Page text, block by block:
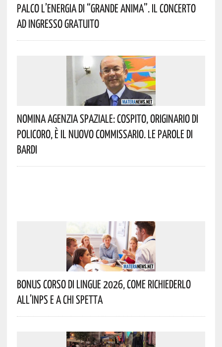
Palco L’energia Di “Grande Anima”. Il Concerto
Ad Ingresso Gratuito
Nomina Agenzia Spaziale: Cospito, Originario Di
Policoro, È Il Nuovo Commissario. Le Parole Di
Bardi
Bonus Corso Di Lingue 2026, Come Richiederlo
All’INPS E A Chi Spetta